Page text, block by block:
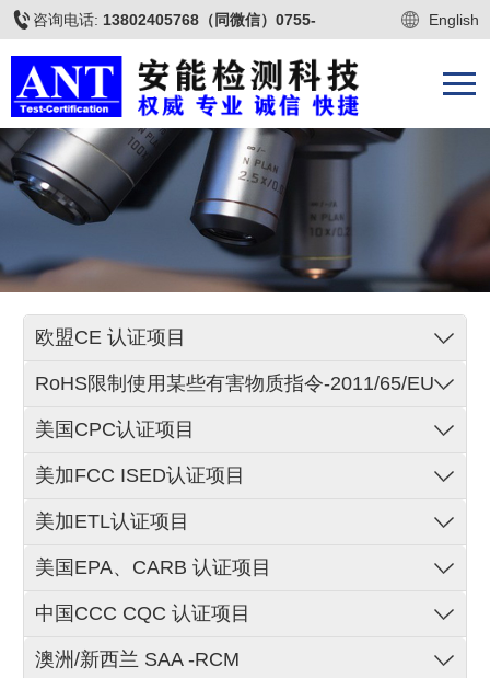
咨询电话: 13802405768（同微信）0755-
English
欧盟CE 认证项目
RoHS限制使用某些有害物质指令-2011/65/EU
美国CPC认证项目
美加FCC ISED认证项目
美加ETL认证项目
美国EPA、CARB 认证项目
中国CCC CQC 认证项目
澳洲/新西兰 SAA -RCM